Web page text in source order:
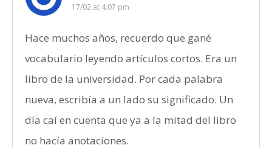
17/02 at 4:07 pm
Hace muchos años, recuerdo que gané
vocabulario leyendo artículos cortos. Era un
libro de la universidad. Por cada palabra
nueva, escribía a un lado su significado. Un
día caí en cuenta que ya a la mitad del libro
no hacía anotaciones.